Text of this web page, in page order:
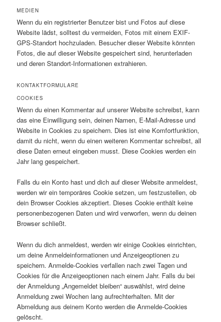
MEDIEN
Wenn du ein registrierter Benutzer bist und Fotos auf diese
Website lädst, solltest du vermeiden, Fotos mit einem EXIF-
GPS-Standort hochzuladen. Besucher dieser Website könnten
Fotos, die auf dieser Website gespeichert sind, herunterladen
und deren Standort-Informationen extrahieren.
KONTAKTFORMULARE
COOKIES
Wenn du einen Kommentar auf unserer Website schreibst, kann
das eine Einwilligung sein, deinen Namen, E-Mail-Adresse und
Website in Cookies zu speichern. Dies ist eine Komfortfunktion,
damit du nicht, wenn du einen weiteren Kommentar schreibst, all
diese Daten erneut eingeben musst. Diese Cookies werden ein
Jahr lang gespeichert.
Falls du ein Konto hast und dich auf dieser Website anmeldest,
werden wir ein temporäres Cookie setzen, um festzustellen, ob
dein Browser Cookies akzeptiert. Dieses Cookie enthält keine
personenbezogenen Daten und wird verworfen, wenn du deinen
Browser schließt.
Wenn du dich anmeldest, werden wir einige Cookies einrichten,
um deine Anmeldeinformationen und Anzeigeoptionen zu
speichern. Anmelde-Cookies verfallen nach zwei Tagen und
Cookies für die Anzeigeoptionen nach einem Jahr. Falls du bei
der Anmeldung „Angemeldet bleiben“ auswählst, wird deine
Anmeldung zwei Wochen lang aufrechterhalten. Mit der
Abmeldung aus deinem Konto werden die Anmelde-Cookies
gelöscht.